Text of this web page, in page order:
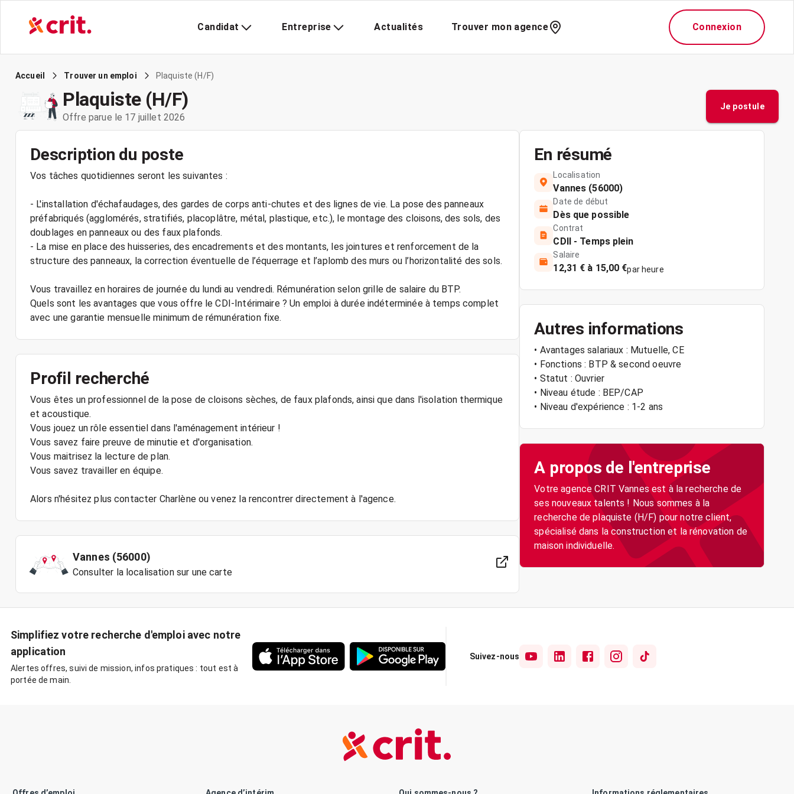
Candidat Entreprise Actualités Trouver mon agence Connexion
Accueil Trouver un emploi Plaquiste (H/F)
Plaquiste (H/F)
Offre parue le 17 juillet 2026
Je postule
Description du poste
Vos tâches quotidiennes seront les suivantes :
- L'installation d'échafaudages, des gardes de corps anti-chutes et des lignes de vie. La pose des panneaux
préfabriqués (agglomérés, stratifiés, placoplâtre, métal, plastique, etc.), le montage des cloisons, des sols, des
doublages en panneaux ou des faux plafonds.
- La mise en place des huisseries, des encadrements et des montants, les jointures et renforcement de la
structure des panneaux, la correction éventuelle de l’équerrage et l’aplomb des murs ou l’horizontalité des sols.
Vous travaillez en horaires de journée du lundi au vendredi. Rémunération selon grille de salaire du BTP.
Quels sont les avantages que vous offre le CDI-Intérimaire ? Un emploi à durée indéterminée à temps complet
avec une garantie mensuelle minimum de rémunération fixe.
Profil recherché
Vous êtes un professionnel de la pose de cloisons sèches, de faux plafonds, ainsi que dans l'isolation thermique
et acoustique.
Vous jouez un rôle essentiel dans l'aménagement intérieur !
Vous savez faire preuve de minutie et d'organisation.
Vous maitrisez la lecture de plan.
Vous savez travailler en équipe.
Alors n'hésitez plus contacter Charlène ou venez la rencontrer directement à l'agence.
Vannes (56000)
Consulter la localisation sur une carte
En résumé
Localisation
Vannes (56000)
Date de début
Dès que possible
Contrat
CDII - Temps plein
Salaire
12,31 € à 15,00 €par heure
Autres informations
• Avantages salariaux : Mutuelle, CE
• Fonctions : BTP & second oeuvre
• Statut : Ouvrier
• Niveau étude : BEP/CAP
• Niveau d'expérience : 1-2 ans
A propos de l'entreprise
Votre agence CRIT Vannes est à la recherche de
ses nouveaux talents ! Nous sommes à la
recherche de plaquiste (H/F) pour notre client,
spécialisé dans la construction et la rénovation de
maison individuelle.
Simplifiez votre recherche d'emploi avec notre
application
Alertes offres, suivi de mission, infos pratiques : tout est à
portée de main.
Suivez-nous